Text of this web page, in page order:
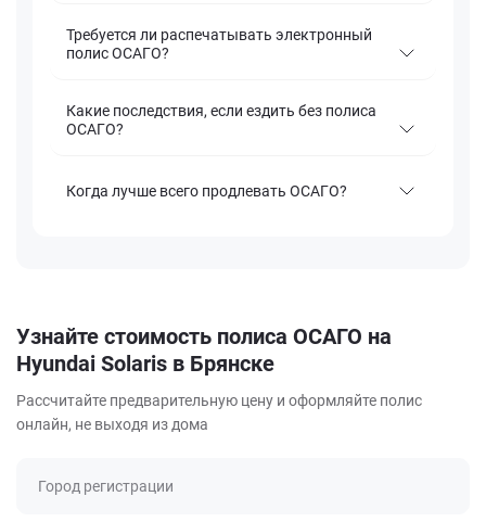
Требуется ли распечатывать электронный
полис ОСАГО?
Какие последствия, если ездить без полиса
ОСАГО?
Когда лучше всего продлевать ОСАГО?
Узнайте стоимость полиса ОСАГО на
Hyundai Solaris в Брянске
Рассчитайте предварительную цену и оформляйте полис
онлайн, не выходя из дома
Город регистрации